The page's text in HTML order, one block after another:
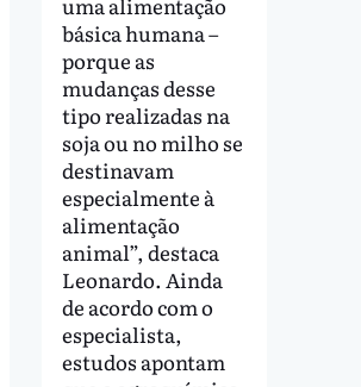
básica humana –
porque as
mudanças desse
tipo realizadas na
soja ou no milho se
destinavam
especialmente à
alimentação
animal”, destaca
Leonardo. Ainda
de acordo com o
especialista,
estudos apontam